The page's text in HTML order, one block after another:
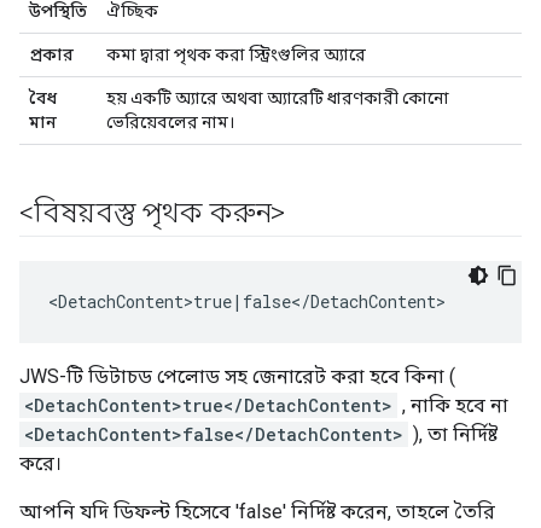
উপস্থিতি ঐচ্ছিক
প্রকার কমা দ্বারা পৃথক করা স্ট্রিংগুলির অ্যারে
বৈধ
মান
হয় একটি অ্যারে অথবা অ্যারেটি ধারণকারী কোনো
ভেরিয়েবলের নাম।
<বিষয়বস্তু পৃথক করুন>
<DetachContent>true|false</DetachContent>
JWS-টি ডিটাচড পেলোড সহ জেনারেট করা হবে কিনা (
<DetachContent>true</DetachContent> , নাকি হবে না
<DetachContent>false</DetachContent> ), তা নির্দিষ্ট
করে।
আপনি যদি ডিফল্ট হিসেবে 'false' নির্দিষ্ট করেন, তাহলে তৈরি